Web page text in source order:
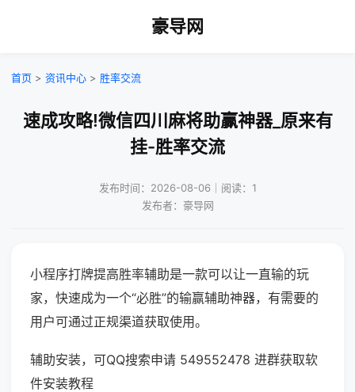
豪导网
首页 > 资讯中心 > 胜率交流
速成攻略!微信四川麻将助赢神器_原来有
挂-胜率交流
发布时间：2026-08-06｜阅读：1
发布者：豪导网
小程序打牌提高胜率辅助是一款可以让一直输的玩
家，快速成为一个“必胜”的输赢辅助神器，有需要的
用户可通过正规渠道获取使用。
辅助安装，可QQ搜索申请 549552478 进群获取软
件安装教程